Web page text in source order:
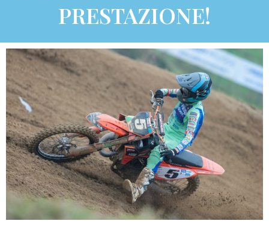
PRESTAZIONE!